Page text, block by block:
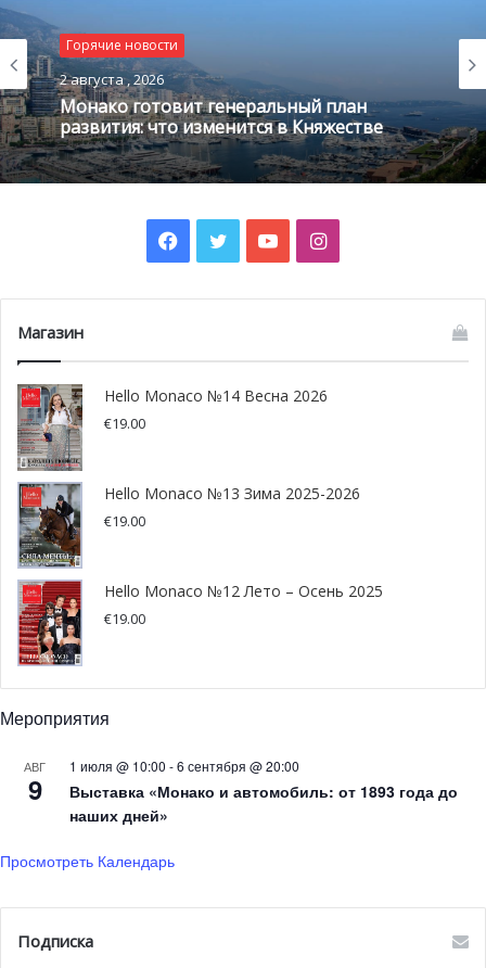
Симфонический концерт:
«Моцарт в Монако»
Филармонический оркестр Монте-Карло представляет
(фортепиано), Лизы Кероб и Илюнг Чае (скрипки). 29
Горячие новости
2 августа , 2026
Монако готовит генеральный план
развития: что изменится в Княжестве
Facebook
TwitterYouTubeInstagram
Магазин
Hello Monaco №14 Весна 2026
€19.00
Hello Monaco №13 Зима 2025-2026
€19.00
Hello Monaco №12 Лето – Осень 2025
€19.00
Мероприятия
АВГ
9
1 июля @ 10:00 -6 сентября @ 20:00
Выставка «Монако и автомобиль: от 1893 года до
наших дней»
Просмотреть Календарь
Подписка